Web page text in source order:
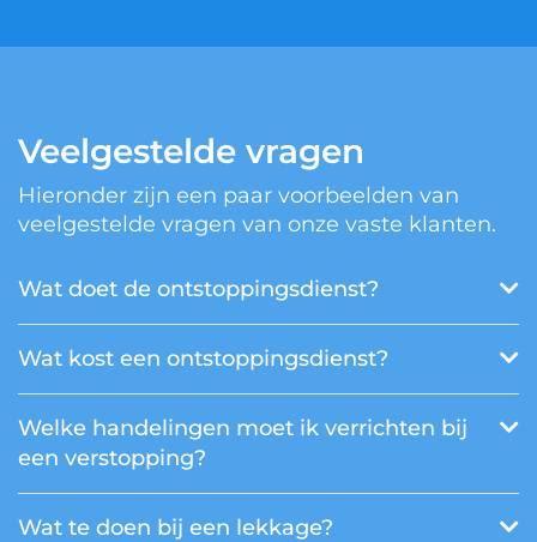
Veelgestelde vragen
Hieronder zijn een paar voorbeelden van
veelgestelde vragen van onze vaste klanten.
Wat doet de ontstoppingsdienst?
Wat kost een ontstoppingsdienst?
Welke handelingen moet ik verrichten bij
een verstopping?
Wat te doen bij een lekkage?